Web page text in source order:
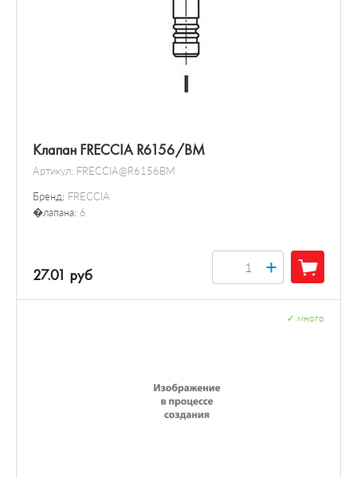
Клапан FRECCIA R6156/BM
Артикул: FRECCIA@R6156BM
Бренд: FRECCIA
�лапана: 6
27.01 руб +
много